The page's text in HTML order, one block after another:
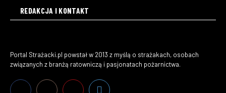
REDAKCJA I KONTAKT
Portal Strażacki.pl powstał w 2013 z myślą o strażakach, osobach
związanych z branżą ratowniczą i pasjonatach pożarnictwa.